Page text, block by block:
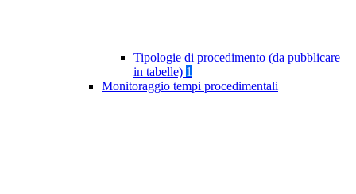
Tipologie di procedimento (da pubblicare
in tabelle) 1
Monitoraggio tempi procedimentali